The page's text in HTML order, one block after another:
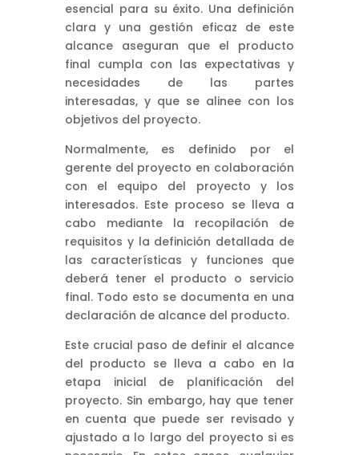
esencial para su éxito. Una definición
clara y una gestión eficaz de este
alcance aseguran que el producto
final cumpla con las expectativas y
necesidades de las partes
interesadas, y que se alinee con los
objetivos del proyecto.
Normalmente, es definido por el
gerente del proyecto en colaboración
con el equipo del proyecto y los
interesados. Este proceso se lleva a
cabo mediante la recopilación de
requisitos y la definición detallada de
las características y funciones que
deberá tener el producto o servicio
final. Todo esto se documenta en una
declaración de alcance del producto.
Este crucial paso de definir el alcance
del producto se lleva a cabo en la
etapa inicial de planificación del
proyecto. Sin embargo, hay que tener
en cuenta que puede ser revisado y
ajustado a lo largo del proyecto si es